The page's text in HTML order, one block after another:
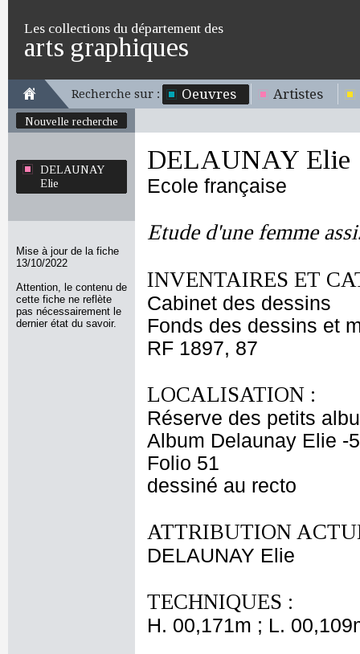
Les collections du département des
arts graphiques
Recherche sur : Oeuvres Artistes
Nouvelle recherche
DELAUNAY
Elie
Mise à jour de la fiche
13/10/2022
Attention, le contenu de
cette fiche ne reflète
pas nécessairement le
dernier état du savoir.
DELAUNAY Elie
Ecole française
Etude d'une femme
INVENTAIRES ET
Cabinet des dessins
Fonds des dessins et
RF 1897, 87
LOCALISATION :
Réserve des petits
Album Delaunay Elie -
Folio 51
dessiné au recto
ATTRIBUTION
DELAUNAY Elie
TECHNIQUES :
H. 00,171m ; L.